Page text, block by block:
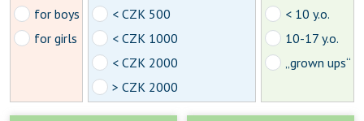
for boys
for girls
< CZK 500
< CZK 1000
< CZK 2000
> CZK 2000
< 10 y.o.
10-17 y.o.
„grown ups“